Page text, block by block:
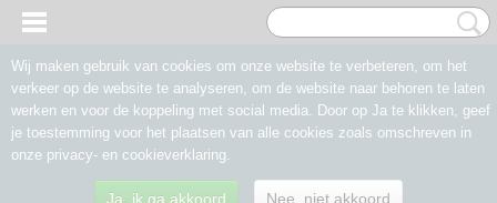
Wij maken gebruik van cookies om onze website te verbeteren, om het
verkeer op de website te analyseren, om de website naar behoren te laten
werken en voor de koppeling met social media. Door op Ja te klikken, geef
je toestemming voor het plaatsen van alle cookies zoals omschreven in
onze privacy- en cookieverklaring.
Ja, ik ga akkoord Nee, niet akkoord